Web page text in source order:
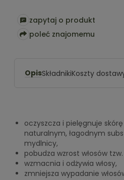
zapytaj o produkt
poleć znajomemu
OpisSkładnikiKoszty
oczyszcza i pielęgnuje skórę
naturalnym, łagodnym
mydlnicy,
pobudza wzrost włosów tzw.
wzmacnia i odżywia włosy,
zmniejsza wypadanie